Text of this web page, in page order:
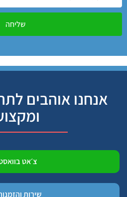
שליחה
אנחנו אוהבים
צ׳אט
שירות